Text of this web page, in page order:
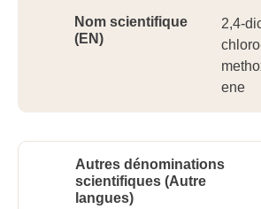
Nom scientifique
(EN)
2,4-
ene
Autres dénominations
scientifiques (Autre
langues)